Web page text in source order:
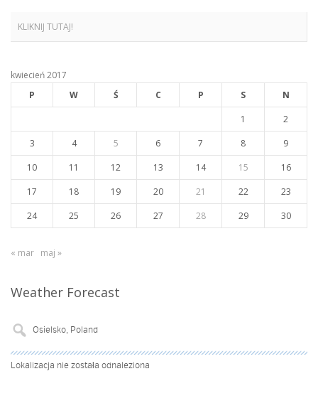
KLIKNIJ TUTAJ!
kwiecień 2017
P
W Ś C P S
N
1
2
3
4 5 6 7 8
9
10
11 12 13 14 15
16
17
18 19 20 21 22
23
24
25 26 27 28 29 30
« mar maj »
Weather Forecast
Lokalizacja nie została odnaleziona